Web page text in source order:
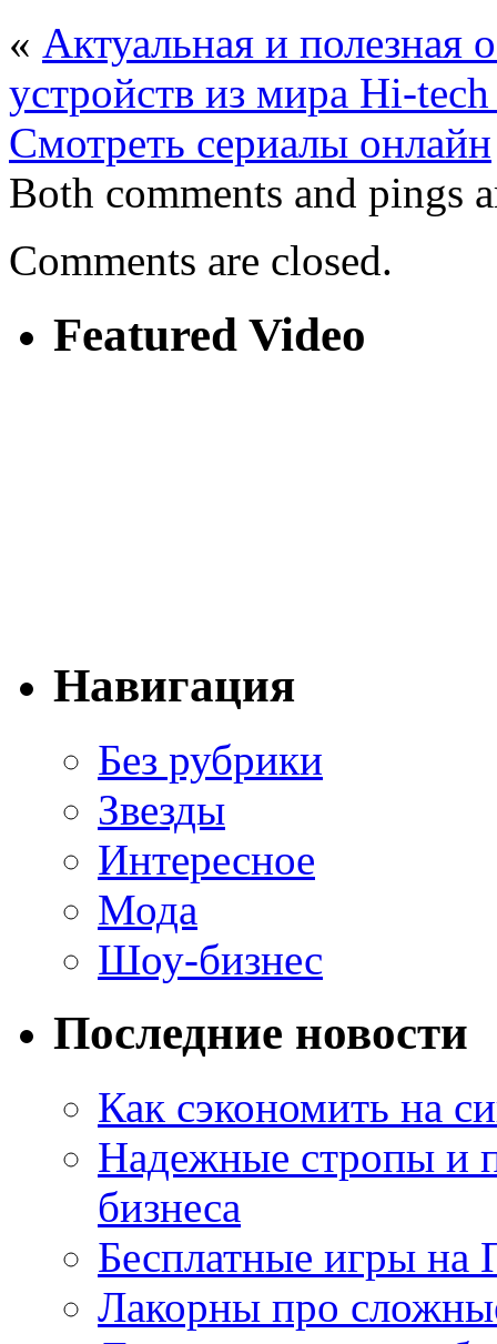
« Актуальная и полезная
устройств из мира Hi-
Смотреть сериалы онлайн
Both comments and pings
Comments are closed.
Featured Video
Навигация
Без рубрики
Звезды
Интересное
Мода
Шоу-бизнес
Последние новости
Как сэкономить на
Надежные стропы и
бизнеса
Бесплатные игры на
Лакорны про